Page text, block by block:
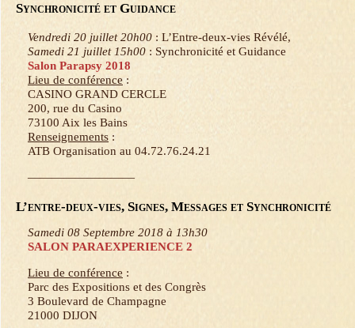
Synchronicité et Guidance
Vendredi 20 juillet 20h00 : L’Entre-deux-vies Révélé,
Samedi 21 juillet 15h00 : Synchronicité et Guidance
Salon Parapsy 2018
Lieu de conférence:
CASINO GRAND CERCLE
200, rue du Casino
73100 Aix les Bains
Renseignements :
ATB Organisation au 04.72.76.24.21
—————————
L’entre-deux-vies, Signes, Messages et Synchronicité
Samedi 08 Septembre 2018 à 13h30
SALON PARAEXPERIENCE 2
Lieu de conférence :
Parc des Expositions et des Congrès
3 Boulevard de Champagne
21000 DIJON